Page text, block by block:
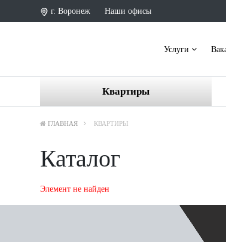
г. Воронеж Наши офисы
Услуги
Квартиры
ГЛАВНАЯ КВАРТИРЫ
Каталог
Элемент не найден